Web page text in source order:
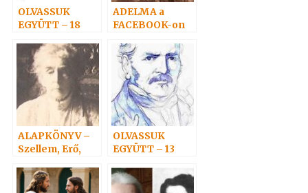
OLVASSUK
EGYÜTT – 18
ADELMA a
FACEBOOK-on
ALAPKÖNYV –
Szellem, Erő,
OLVASSUK
EGYÜTT – 13